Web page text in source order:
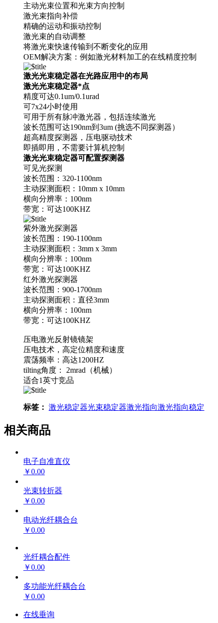
主动光束位置和光束方向控制
激光束指向补偿
精确的运动和振动控制
激光束的自动调整
将激光束快速传输到不断变化的应用
OEM解决方案：例如激光材料加工的在线精度控制
激光光束稳定器在光路应用中的布局
激光光束稳定器*点
精度可达0.1um/0.1urad
可7x24小时使用
可用于所有脉冲激光器，包括连续激光
波长范围可达190nm到3um (挑选不同探测器）
超高精度探测器，压电驱动技术
即插即用，不需要计算机控制
激光光束稳定器可配置探测器
可见光探测
波长范围：320-1100nm
主动探测面积：10mm x 10mm
横向分辨率：100nm
带宽：可达100KHZ
紫外激光探测器
波长范围：190-1100nm
主动探测面积：3mm x 3mm
横向分辨率：100nm
带宽：可达100KHZ
红外激光探测器
波长范围：900-1700nm
主动探测面积：直径3mm
横向分辨率：100nm
带宽：可达100KHZ
压电激光反射镜镜架
压电技术，高定位精度和速度
震荡频率：高达1200HZ
tilting角度： 2mrad（机械）
适合1英寸竞品
标签： 激光稳定器光束稳定器激光指向激光指向稳定
相关商品
电子自准直仪
￥0.00
光束转折器
￥0.00
电动光纤耦合台
￥0.00
光纤耦合配件
￥0.00
多功能光纤耦合台
￥0.00
在线垂询